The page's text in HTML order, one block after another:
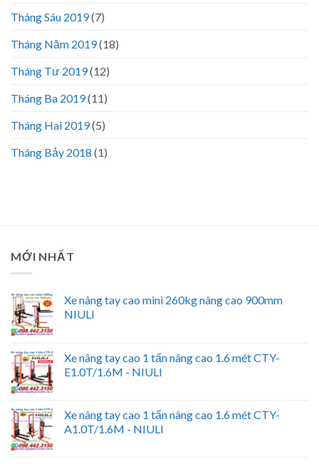
Tháng Sáu 2019(7)
Tháng Năm 2019(18)
Tháng Tư 2019(12)
Tháng Ba 2019(11)
Tháng Hai 2019(5)
Tháng Bảy 2018 (1)
MỚI NHẤT
Xe nâng tay cao mini 260kg nâng cao 900mm
NIULI
Xe nâng tay cao 1 tấn nâng cao 1.6 mét CTY-
E1.0T/1.6M - NIULI
Xe nâng tay cao 1 tấn nâng cao 1.6 mét CTY-
A1.0T/1.6M - NIULI